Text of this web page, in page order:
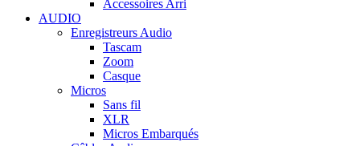
Accessoires Arri
AUDIO
Enregistreurs Audio
Tascam
Zoom
Casque
Micros
Sans fil
XLR
Micros Embarqués